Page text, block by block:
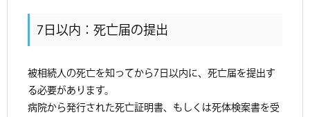
7日以内：死亡届の提出
被相続人の死亡を知ってから7日以内に、死亡届を提出す
る必要があります。
病院から発行された死亡証明書、もしくは死体検案書を受